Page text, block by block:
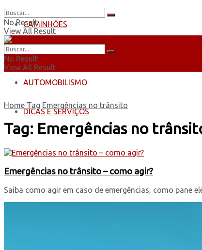
CAMINHÕES
ÔNIBUS
AUTOMOBILISMO
DICAS E SERVIÇOS
No Result
View All Result
No Result
View All Result
Home Tag Emergências no trânsito
Tag: Emergências no
Emergências no trânsito – como agir?
Saiba como agir em caso de emergências, como pane